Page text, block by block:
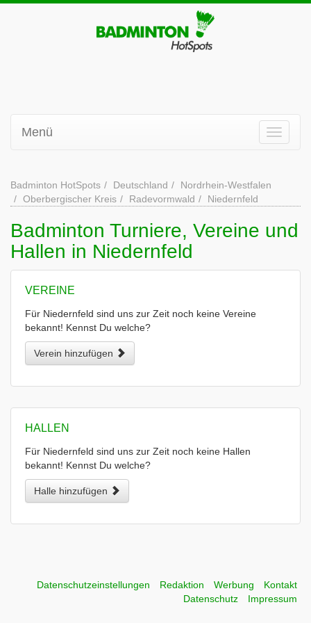
Menü
Badminton HotSpots Deutschland
Nordrhein-Westfalen
Oberbergischer Kreis
Radevormwald Niedernfeld
Badminton Turniere, Vereine und
Hallen in Niedernfeld
VEREINE
Für Niedernfeld sind uns zur Zeit noch keine Vereine
bekannt! Kennst Du welche?
Verein hinzufügen
HALLEN
Für Niedernfeld sind uns zur Zeit noch keine Hallen
bekannt! Kennst Du welche?
Halle hinzufügen
Datenschutzeinstellungen Redaktion Werbung
Kontakt
Datenschutz
Impressum